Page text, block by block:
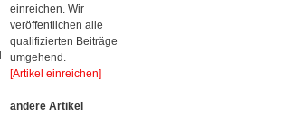
einreichen. Wir
veröffentlichen alle
qualifizierten Beiträge
umgehend.
[Artikel einreichen]
andere Artikel